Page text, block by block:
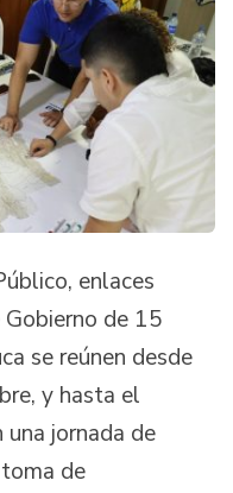
enlaces
de 15
se reúnen desde
y hasta el
jornada de
de